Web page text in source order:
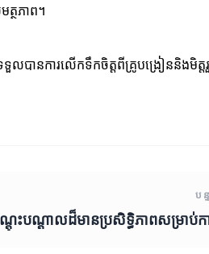
ត្ថភាព។
លបានការលើកទឹកចិត្តពីគ្រូបង្រៀននិងមិត្ត
បន្
តុះបណ្តាលដ៏មានប្រសិទ្ធិភាពសម្រាប់ក